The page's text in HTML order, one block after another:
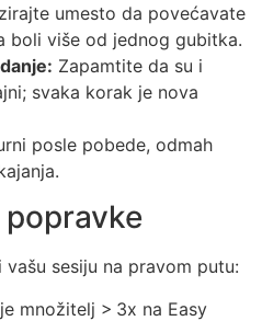
umesto da povećavate
boli više od jednog gubitka.
Zapamtite da su i
svaka korak je nova
posle pobede, odmah
sesiju na pravom putu:
množitelj > 3x na Easy